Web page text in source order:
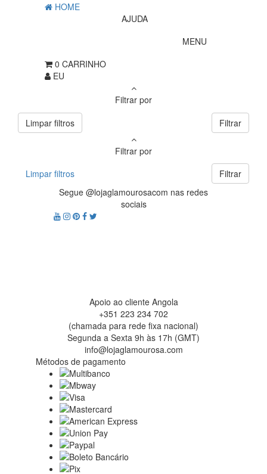
HOME
AJUDA
MENU
0 CARRINHO
EU
Filtrar por
Limpar filtros
Filtrar
Filtrar por
Limpar filtros
Filtrar
Segue @lojaglamourosacom nas redes
sociais
Apoio ao cliente Angola
+351 223 234 702
(chamada para rede fixa nacional)
Segunda a Sexta 9h às 17h (GMT)
info@lojaglamourosa.com
Métodos de pagamento